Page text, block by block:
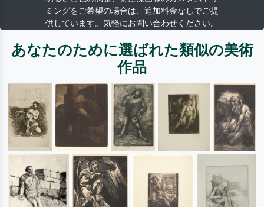
ミングをご希望の場合は、追加料金なしでご提
供しています。気軽にお問い合わせください。
あなたのために選ばれた類似の美術
作品